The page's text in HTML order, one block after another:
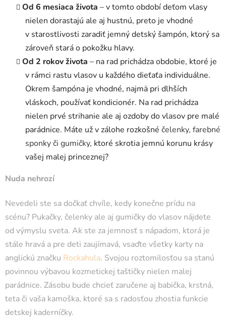
Od 6 mesiaca života – v tomto období deťom vlasy
nielen dorastajú ale aj hustnú, preto je vhodné
v starostlivosti zaradiť jemný detský šampón, ktorý sa
zároveň stará o pokožku hlavy.
Od 2 rokov života – na rad prichádza obdobie, ktoré je
v rámci rastu vlasov u každého dieťaťa individuálne.
Okrem šampóna je vhodné, najmä pri dlhších
vláskoch, používať kondicionér. Na rad prichádza
nielen prvé strihanie ale aj ozdoby do vlasov pre malé
parádnice. Máte už v zálohe rozkošné čelenky, farebné
sponky či gumičky, ktoré skrotia jemnú korunu krásy
vašej malej princeznej?
Nuda nehrozí
Nevedeli ste sa dočkať chvíle, kedy konečne prídu na
scénu? Pukačky, čelenky ale aj gumičky do vlasov nájdete
od výmyslu sveta. Ak ste za jemnosť s nápadom, ktorá je
stále hravá a pre deti zaujímavá, vsaďte všetky karty na
anglickú značku Rockahula. Svojou roztomilosťou sa stanú
povinnou výbavou kozmetickej taštičky nielen malej
parádnice. Zásobu bude chcieť zaručene aj babička, krstná,
teta či vaša kamoška, ktoré sa s radosťou zhostia funkcie
detskej kaderníčky.